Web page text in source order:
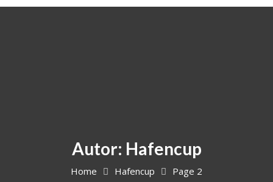
Autor: Hafencup
Home Hafencup Page 2